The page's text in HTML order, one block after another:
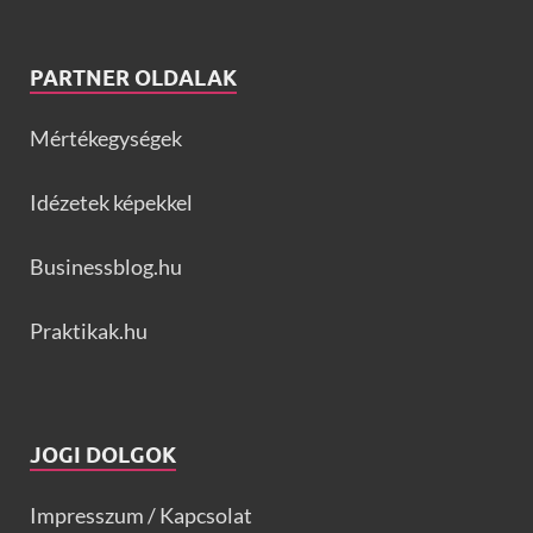
PARTNER OLDALAK
Mértékegységek
Idézetek képekkel
Businessblog.hu
Praktikak.hu
JOGI DOLGOK
Impresszum / Kapcsolat